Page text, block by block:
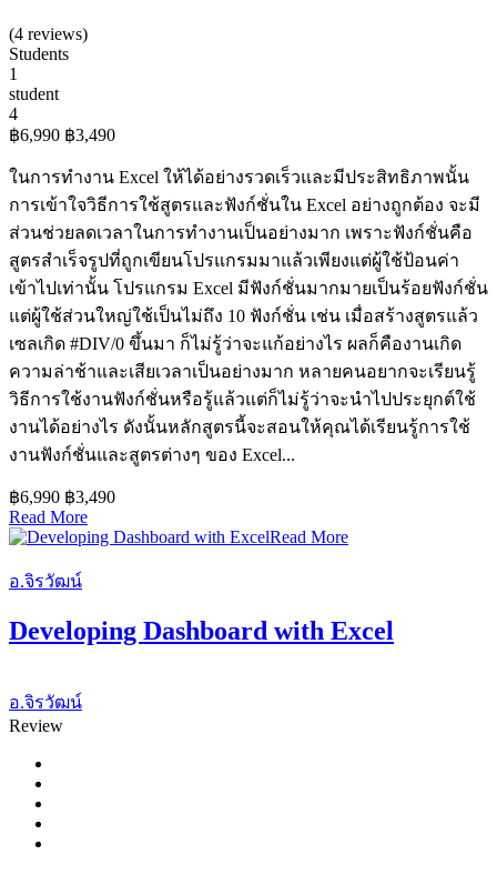
(4 reviews)
Students
1
student
4
฿6,990 ฿3,490
ในการทำงาน Excel ให้ได้อย่างรวดเร็วและมีประสิทธิภาพนั้น
การเข้าใจวิธีการใช้สูตรและฟังก์ชั่นใน Excel อย่างถูกต้อง จะมี
ส่วนช่วยลดเวลาในการทำงานเป็นอย่างมาก เพราะฟังก์ชั่นคือ
สูตรสำเร็จรูปที่ถูกเขียนโปรแกรมมาแล้วเพียงแต่ผู้ใช้ป้อนค่า
เข้าไปเท่านั้น โปรแกรม Excel มีฟังก์ชั่นมากมายเป็นร้อยฟังก์ชั่น
แต่ผู้ใช้ส่วนใหญ่ใช้เป็นไม่ถึง 10 ฟังก์ชั่น เช่น เมื่อสร้างสูตรแล้ว
เซลเกิด #DIV/0 ขึ้นมา ก็ไม่รู้ว่าจะแก้อย่างไร ผลก็คืองานเกิด
ความล่าช้าและเสียเวลาเป็นอย่างมาก หลายคนอยากจะเรียนรู้
วิธีการใช้งานฟังก์ชั่นหรือรู้แล้วแต่ก็ไม่รู้ว่าจะนำไปประยุกต์ใช้
งานได้อย่างไร ดังนั้นหลักสูตรนี้จะสอนให้คุณได้เรียนรู้การใช้
งานฟังก์ชั่นและสูตรต่างๆ ของ Excel...
฿6,990 ฿3,490
Read More
Read More
อ.จิรวัฒน์
Developing Dashboard with Excel
อ.จิรวัฒน์
Review